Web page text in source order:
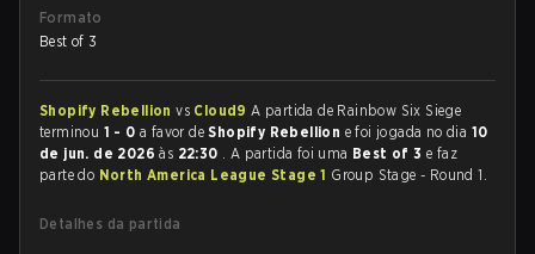
Formato
Best of 3
Shopify Rebellionvs Cloud9A partida de Rainbow Six Siege
terminou 1 - 0 a favor deShopify Rebellion e foi jogada no dia 10
de jun. de 2026às 22:30 . A partida foi uma Best of 3e faz
parte do North America League Stage 1 Group Stage - Round 1.
Detalhes da partida